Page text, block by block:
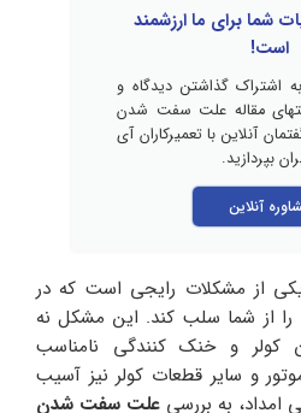
شما برای ما ارزشمند
است!
اشتراک گذاشتن دیدگاه و
مقاله علت سفت شدن
آنلاین با تعمیرکاران آی
بپردازید.
آنلاین
یکی از مشکلات رایجی است که در
از شما سلب کند. این مشکل نه
کولر و خنک‌ کنندگی نامناسب
و سایر قطعات کولر نیز آسیب
امداد، به بررسی علت سفت شدن